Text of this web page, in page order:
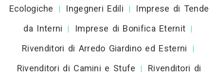
Ecologiche
| Ingegneri Edili |
Imprese di Tende
da Interni
| Imprese di Bonifica Eternit |
Rivenditori di Arredo Giardino ed Esterni |
Rivenditori di Camini e Stufe |
Rivenditori di